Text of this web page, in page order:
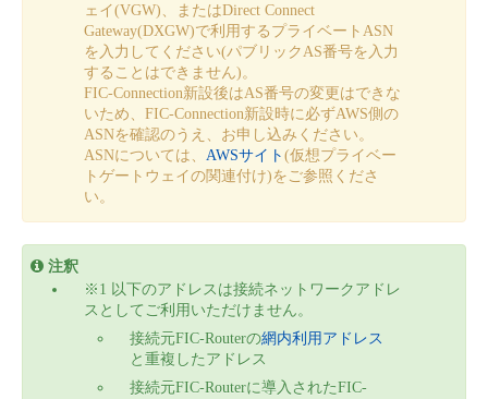
■ 基本構築ガイド
- クラウド / サーバー
- Flexible InterConnect
- Flexible Remote Access
- vUTM2
- その他
ェイ(VGW)、またはDirect Connect
Gateway(DXGW)で利用するプライベートASN
を入力してください(パブリックAS番号を入力
することはできません)。
FIC-Connection新設後はAS番号の変更はできな
いため、FIC-Connection新設時に必ずAWS側の
ASNを確認のうえ、お申し込みください。
ASNについては、 AWSサイト (仮想プライベー
トゲートウェイの関連付け)をご参照くださ
い。
注釈
※1 以下のアドレスは接続ネットワークアドレ
スとしてご利用いただけません。
接続元FIC-Routerの網内利用アドレス
と重複したアドレス
接続元FIC-Routerに導入されたFIC-